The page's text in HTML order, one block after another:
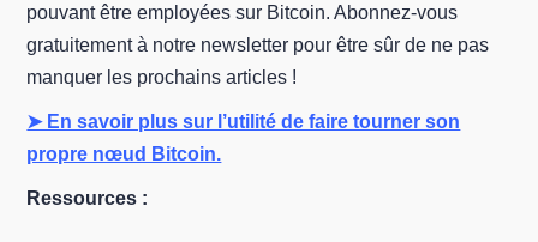
pouvant être employées sur Bitcoin. Abonnez-vous
gratuitement à notre newsletter pour être sûr de ne pas
manquer les prochains articles !
➤ En savoir plus sur l’utilité de faire tourner son
propre nœud Bitcoin.
Ressources :